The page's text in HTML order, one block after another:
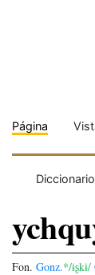
Página
Fon. Gonz.*/ɨʂkɨ/